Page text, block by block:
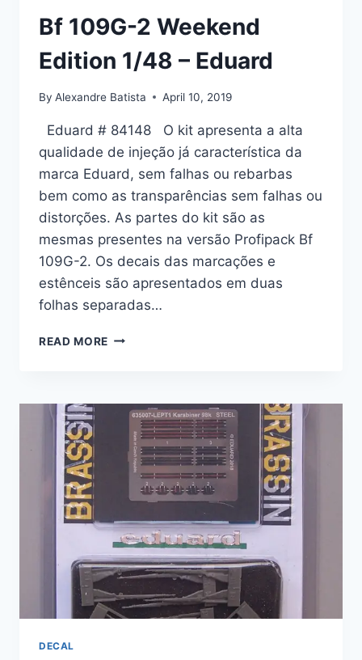
Bf 109G-2 Weekend
Edition 1/48 – Eduard
By Alexandre Batista April 10, 2019
Eduard # 84148 O kit apresenta a alta
qualidade de injeção já característica da
marca Eduard, sem falhas ou rebarbas
bem como as transparências sem falhas ou
distorções. As partes do kit são as
mesmas presentes na versão Profipack Bf
109G-2. Os decais das marcações e
estênceis são apresentados em duas
folhas separadas…
READ MORE BF
EDITION
EDUARD
DECAL